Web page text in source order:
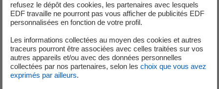
éoliennessont désormais implantées un peu partout en
France. Depuis l’installation dela première éolienneen
1991
, nous en savons davantage sur leurs impacts sur la
biodiversité. S’ils ne perturbent pas les écosystèmes
naturels terrestres ou aquatiques dans leur globalité,
les parcs éoliens peuvent avoir des conséquences sur
certaines espèces telles que les
refusez le dépôt des cookies, les partenaires avec lesquels
EDF travaille ne pourront pas vous afficher de publicités EDF
personnalisées en fonction de votre profil.
Les informations collectées au moyen des cookies et autres
traceurs pourront être associées avec celles traitées sur vos
autres appareils et/ou avec des données personnelles
collectées par nos partenaires, selon les choix que vous avez
exprimés par ailleurs.